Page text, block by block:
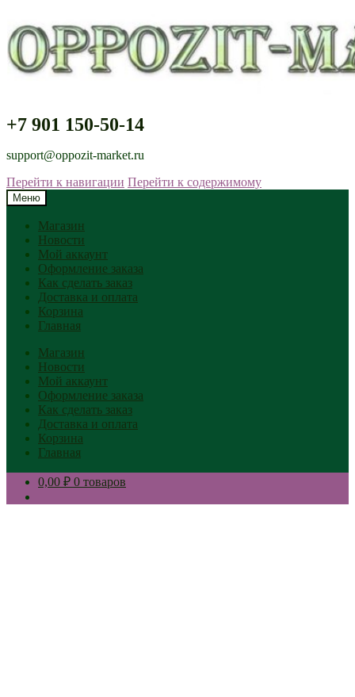
+7 901 150-50-14
support@oppozit-market.ru
Перейти к навигации Перейти к содержимому
Меню
Магазин
Новости
Мой аккаунт
Оформление заказа
Как сделать заказ
Доставка и оплата
Корзина
Главная
Магазин
Новости
Мой аккаунт
Оформление заказа
Как сделать заказ
Доставка и оплата
Корзина
Главная
0,00 ₽ 0 товаров